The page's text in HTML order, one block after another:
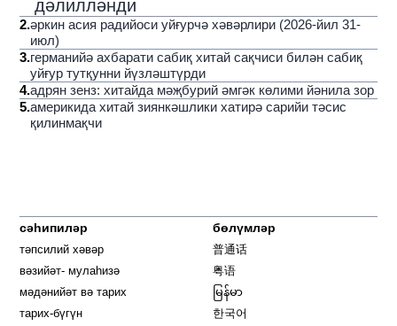
дәлилләнди
2.әркин асия радийоси уйғурчә хәвәрлири (2026-йил 31-
июл)
3.германийә ахбарати сабиқ хитай сақчиси билән сабиқ
уйғур тутқунни йүзләштүрди
4.адрян зенз: хитайда мәҗбурий әмгәк көлими йәнила зор
5.америкида хитай зиянкәшлики хатирә сарийи тәсис
қилинмақчи
сәһипиләр
тәпсилий хәвәр
вәзийәт- мулаһизә
мәдәнийәт вә тарих
тарих-бүгүн
бөлүмләр
普通话
粤语
မြန်မာ
한국어